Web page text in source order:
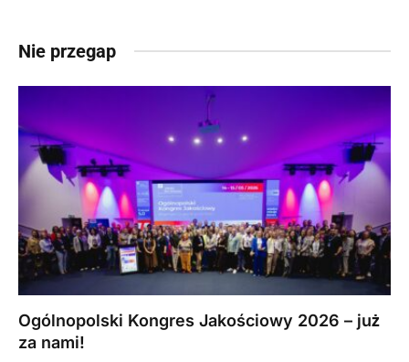
Nie przegap
Ogólnopolski Kongres Jakościowy 2026 – już
za nami!